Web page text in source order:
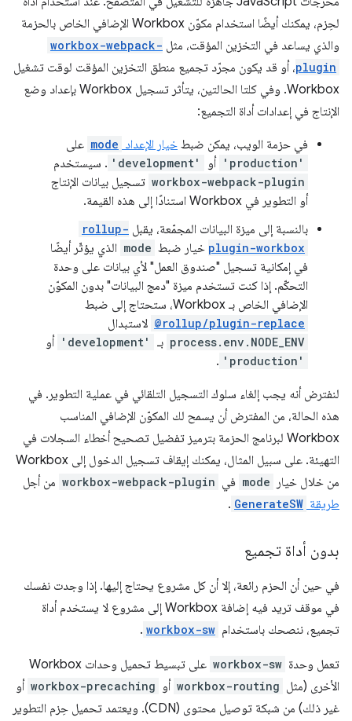
لحِزم، يمكنك أيضًا استخدام مكوّن Workbox الإضافي الخاص بالحزمة
والذي يساعد في التخزين المؤقت، مثل workbox-webpack-
plugin، أو قد يكون مجرّد تجميع منطق التخزين المؤقت لوقت تشغيل
Workbox. وفي كلتا الحالتين، يتأثر تسجيل Workbox بإعداد وضع
الإنتاج في إعدادات أداة التجميع:
في حزمة الويب، يمكن ضبط خيار الإعداد mode على
'production' أو 'development' . سيستخدم
workbox-webpack-plugin تسجيل بيانات الإنتاج
أو التطوير في Workbox استنادًا إلى هذه القيمة.
بالنسبة إلى ميزة البيانات المجمّعة، يقبل rollup-
plugin-workbox خيار ضبط mode الذي يؤثّر أيضًا
في إمكانية تسجيل "صندوق العمل" لأي بيانات على وحدة
التحكّم. إذا كنت تستخدم ميزة "دمج البيانات" بدون المكوّن
الإضافي الخاص بـ Workbox، ستحتاج إلى ضبط
@rollup/plugin-replace لاستبدال
process.env.NODE_ENV بـ 'development' أو
'production'
.
لنفترض أنه يجب إلغاء سلوك التسجيل التلقائي في عملية التطوير. في
هذه الحالة، من المفترض أن يسمح لك المكوّن الإضافي المناسب
Workbox لبرنامج الحزمة بترميز تفضيل تصحيح أخطاء السجلات في
التهيئة. على سبيل المثال، يمكنك إيقاف تسجيل الدخول إلى Workbox
من خلال خيار
mode في workbox-webpack-plugin من أجل
طريقة GenerateSW
.
بدون أداة تجميع
في حين أن الحزم رائعة، إلا أن كل مشروع يحتاج إليها. إذا وجدت نفسك
في موقف تريد فيه إضافة Workbox إلى مشروع لا يستخدم أداة
تجميع، ننصحك باستخدام workbox-sw
.
تعمل وحدة workbox-sw
على تبسيط تحميل وحدات Workbox
الأخرى (مثل workbox-routing أو workbox-precaching أو
غير ذلك) من شبكة توصيل محتوى (CDN). ويعتمد تحميل حِزم التطوير